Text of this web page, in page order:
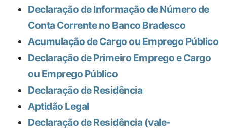
Declaração de Informação de Número de
Conta Corrente no Banco Bradesco
Acumulação de Cargo ou Emprego Público
Declaração de Primeiro Emprego e Cargo
ou Emprego Público
Declaração de Residência
Aptidão Legal
Declaração de Residência (vale-